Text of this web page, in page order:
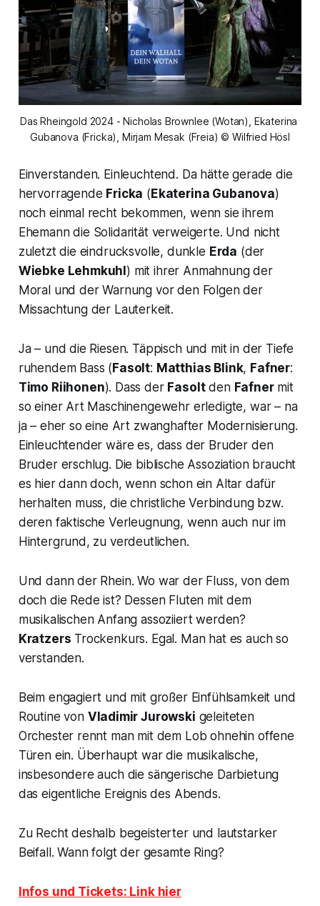
Das Rheingold 2024 - Nicholas Brownlee (Wotan), Ekaterina
Gubanova (Fricka), Mirjam Mesak (Freia) © Wilfried Hösl
Einverstanden. Einleuchtend. Da hätte gerade die
hervorragende Fricka (Ekaterina Gubanova)
noch einmal recht bekommen, wenn sie ihrem
Ehemann die Solidarität verweigerte. Und nicht
zuletzt die eindrucksvolle, dunkle Erda (der
Wiebke Lehmkuhl) mit ihrer Anmahnung der
Moral und der Warnung vor den Folgen der
Missachtung der Lauterkeit.
Ja – und die Riesen. Täppisch und mit in der Tiefe
ruhendem Bass (Fasolt: Matthias Blink, Fafner:
Timo Riihonen). Dass der Fasoltden Fafnermit
so einer Art Maschinengewehr erledigte, war – na
ja – eher so eine Art zwanghafter Modernisierung.
Einleuchtender wäre es, dass der Bruder den
Bruder erschlug. Die biblische Assoziation braucht
es hier dann doch, wenn schon ein Altar dafür
herhalten muss, die christliche Verbindung bzw.
deren faktische Verleugnung, wenn auch nur im
Hintergrund, zu verdeutlichen.
Und dann der Rhein. Wo war der Fluss, von dem
doch die Rede ist? Dessen Fluten mit dem
musikalischen Anfang assoziiert werden?
Kratzers Trockenkurs. Egal. Man hat es auch so
verstanden.
Beim engagiert und mit großer Einfühlsamkeit und
Routine von Vladimir Jurowski geleiteten
Orchester rennt man mit dem Lob ohnehin offene
Türen ein. Überhaupt war die musikalische,
insbesondere auch die sängerische Darbietung
das eigentliche Ereignis des Abends.
Zu Recht deshalb begeisterter und lautstarker
Beifall. Wann folgt der gesamte Ring?
Infos und Tickets: Link hier